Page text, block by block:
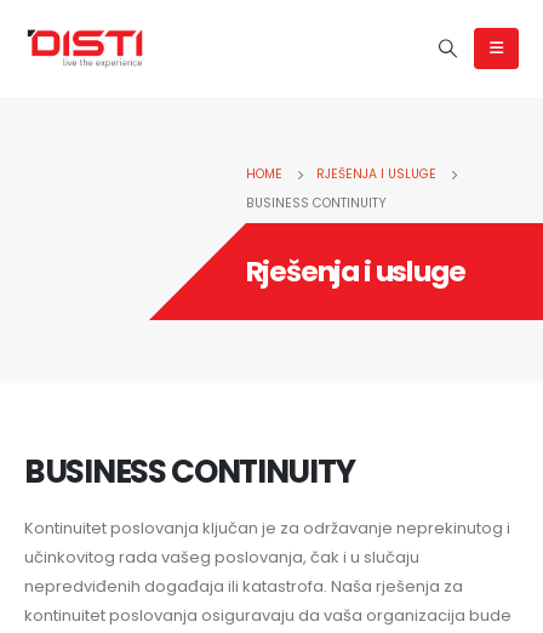
HOME
RJEŠENJA I USLUGE
BUSINESS CONTINUITY
Rješenja i usluge
BUSINESS CONTINUITY
Kontinuitet poslovanja ključan je za održavanje neprekinutog i
učinkovitog rada vašeg poslovanja, čak i u slučaju
nepredviđenih događaja ili katastrofa. Naša rješenja za
kontinuitet poslovanja osiguravaju da vaša organizacija bude